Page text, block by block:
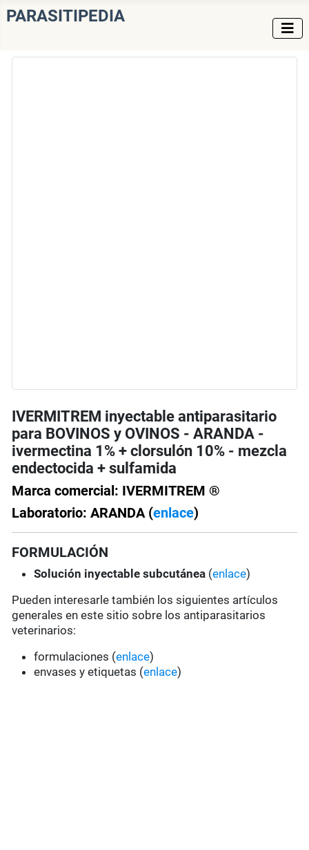
PARASITIPEDIA
IVERMITREM inyectable antiparasitario
para BOVINOS y OVINOS - ARANDA -
ivermectina 1% + clorsulón 10% - mezcla
endectocida + sulfamida
Marca comercial: IVERMITREM ®
Laboratorio: ARANDA (enlace)
FORMULACIÓN
Solución inyectable subcutánea (enlace)
Pueden interesarle también los siguientes artículos
generales en este sitio sobre los antiparasitarios
veterinarios:
formulaciones (enlace)
envases y etiquetas (enlace)